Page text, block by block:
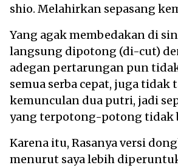
shio. Melahirkan sepasang
Yang agak membedakan di
langsung dipotong (di-cut)
adegan pertarungan pun
semua serba cepat, juga tidak
kemunculan dua putri, jadi
yang terpotong-potong tidak
Karena itu, Rasanya versi
menurut saya lebih